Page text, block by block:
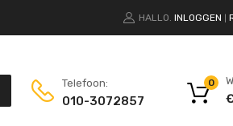
HALLO. INLOGGEN
Telefoon:
010-3072857
0